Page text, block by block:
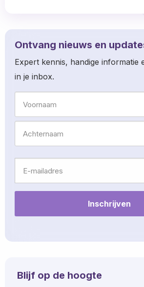
Ontvang nieuws en
Expert kennis, handige informatie
in je inbox.
Blijf op de hoogte